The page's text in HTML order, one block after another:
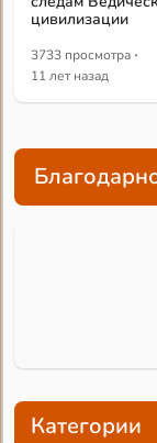
цивилизации
3733 просмотра ·
11 лет назад
Категории